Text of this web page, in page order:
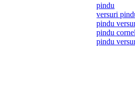
pindu
versuri
pindu
pindu
pindu